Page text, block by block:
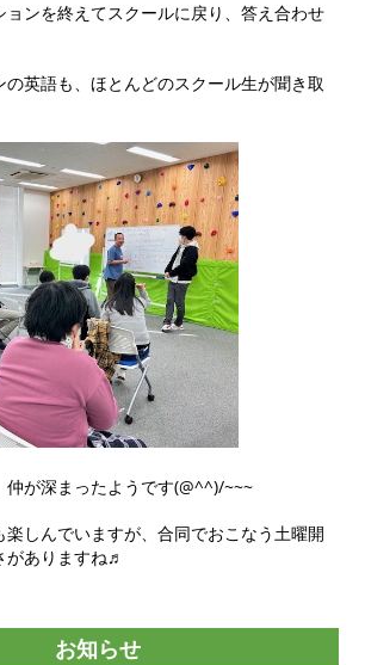
ョンを終えてスクールに戻り、答え合わせ
英語も、ほとんどのスクール生が聞き取
仲が深まったようです(@^^)/~~~
楽しんでいますが、合同でおこなう土曜開
がありますね♬
お知らせ